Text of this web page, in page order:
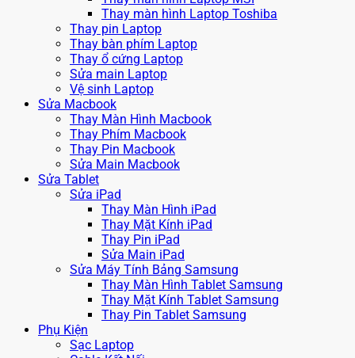
Thay màn hình Laptop Toshiba
Thay pin Laptop
Thay bàn phím Laptop
Thay ổ cứng Laptop
Sửa main Laptop
Vệ sinh Laptop
Sửa Macbook
Thay Màn Hình Macbook
Thay Phím Macbook
Thay Pin Macbook
Sửa Main Macbook
Sửa Tablet
Sửa iPad
Thay Màn Hình iPad
Thay Mặt Kính iPad
Thay Pin iPad
Sửa Main iPad
Sửa Máy Tính Bảng Samsung
Thay Màn Hình Tablet Samsung
Thay Mặt Kính Tablet Samsung
Thay Pin Tablet Samsung
Phụ Kiện
Sạc Laptop